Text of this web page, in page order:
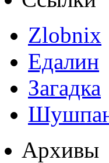
Zlobnix
Едалин
Загадка
Архивы